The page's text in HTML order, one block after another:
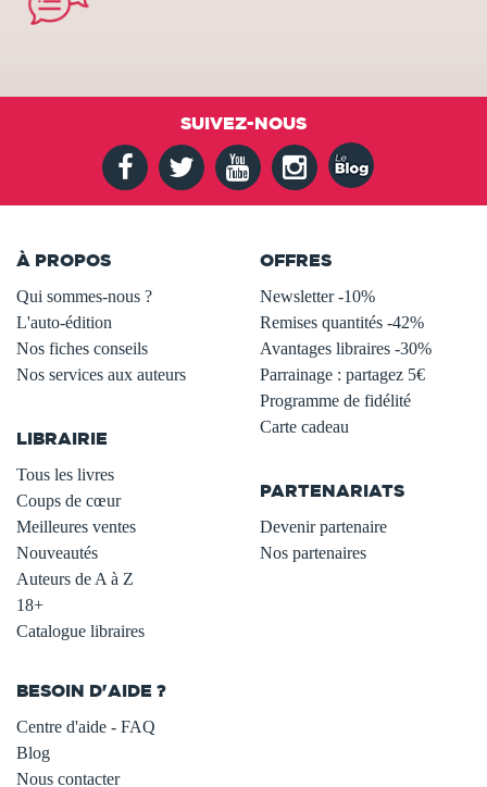
SUIVEZ-NOUS
À PROPOS
Qui sommes-nous ?
L'auto-édition
Nos fiches conseils
Nos services aux auteurs
LIBRAIRIE
Tous les livres
Coups de cœur
Meilleures ventes
Nouveautés
Auteurs de A à Z
18+
Catalogue libraires
OFFRES
Newsletter -10%
Remises quantités -42%
Avantages libraires -30%
Parrainage : partagez 5€
Programme de fidélité
Carte cadeau
PARTENARIATS
Devenir partenaire
Nos partenaires
BESOIN D'AIDE ?
Centre d'aide - FAQ
Blog
Nous contacter